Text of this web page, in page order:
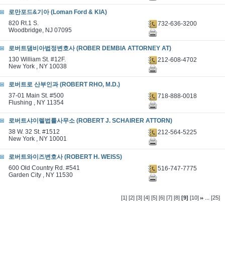
로만포드&기아 (Loman Ford & KIA)
820 Rt.1 S.
Woodbridge, NJ 07095
732-636-3200
로버트댐비아법정변호사 (ROBER DEMBIA ATTORNEY AT)
130 William St. #12F.
New York , NY 10038
212-608-4702
로버트로 산부인과 (ROBERT RHO, M.D.)
37-01 Main St. #500
Flushing , NY 11354
718-888-0018
로버트샤이렐법률사무소 (ROBERT J. SCHAIRER ATTORN)
38 W. 32 St. #1512
New York , NY 10001
212-564-5225
로버트와이즈변호사 (ROBERT H. WEISS)
600 Old Country Rd. #541
Garden City , NY 11530
516-747-7775
[1] [2] [3] [4] [5] [6] [7] [8] [9] [10] ... [25]